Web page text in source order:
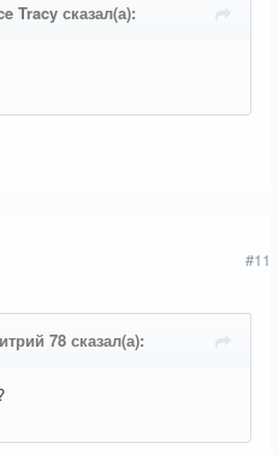
Tracy сказал(а):
#11
78 сказал(а):